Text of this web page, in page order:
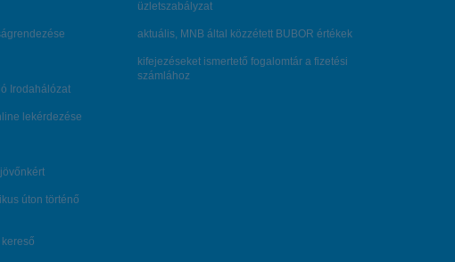
Irodahálózat
lekérdezése
úton történő
kereső
üzletszabályzat
aktuális, MNB által közzétett BUBOR értékek
kifejezéseket ismertető fogalomtár a fizetési
számlához